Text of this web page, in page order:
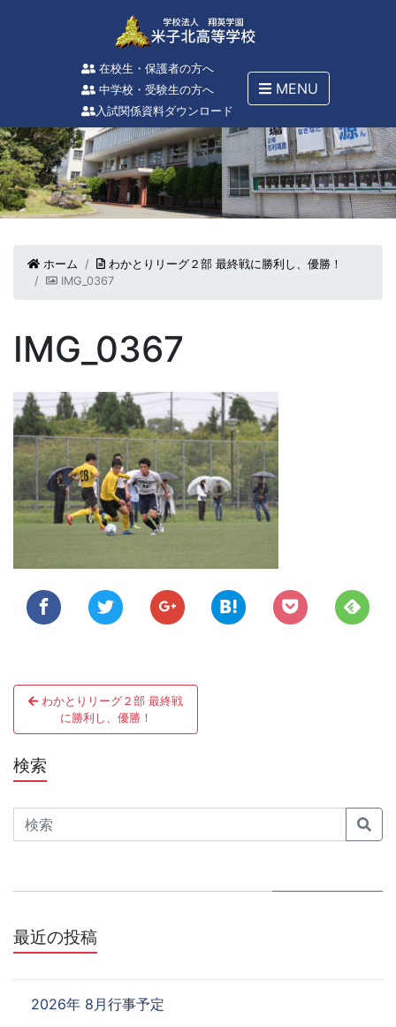
在校生・保護者の方へ
中学校・受験生の方へ
入試関係資料ダウンロード
MENU
ホーム
わかとりリーグ２部 最終戦に勝利し、優勝！
IMG_0367
IMG_0367
投
稿
ナ
ビ
ゲ
ー
シ
ン
わかとりリーグ２部 最終戦
に勝利し、優勝！
検索
Search
最近の投稿
2026年 8月行事予定